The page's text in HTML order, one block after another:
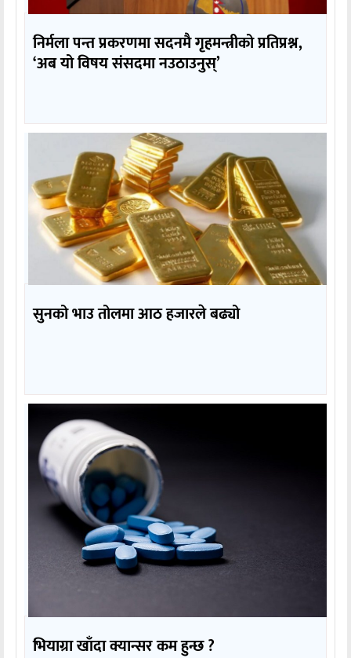
निर्मला पन्त प्रकरणमा सदनमै गृहमन्त्रीको प्रतिप्रश्न,
‘अब यो विषय संसदमा नउठाउनुस्’
सुनको भाउ तोलमा आठ हजारले बढ्यो
भियाग्रा खाँदा क्यान्सर कम हुन्छ ?